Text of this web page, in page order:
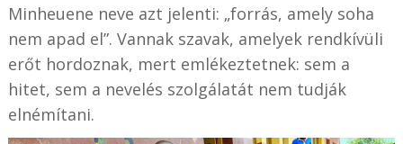
Minheuene neve azt jelenti: „forrás, amely soha
nem apad el”. Vannak szavak, amelyek rendkívüli
erőt hordoznak, mert emlékeztetnek: sem a
hitet, sem a nevelés szolgálatát nem tudják
elnémítani.